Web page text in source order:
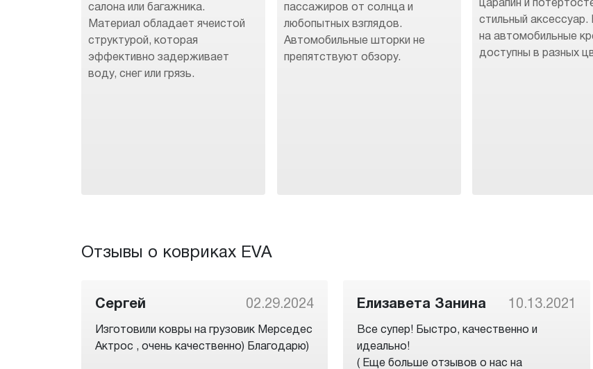
салона или багажника.
Материал обладает ячеистой
структурой, которая
эффективно задерживает
воду, снег или грязь.
пассажиров от солнца и
любопытных взглядов.
Автомобильные шторки не
препятствуют обзору.
царапин и
стильный аксессуар.
на автомобильные
доступны в разных
Отзывы о ковриках EVA
Сергей 02.29.2024
Изготовили ковры на грузовик Мерседес
Актрос , очень качественно) Благодарю)
Елизавета Занина 10.13.2021
Все супер! Быстро, качественно и
идеально!
( Еще больше отзывов о нас на